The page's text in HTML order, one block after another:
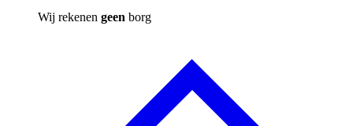
Wij rekenen geen borg